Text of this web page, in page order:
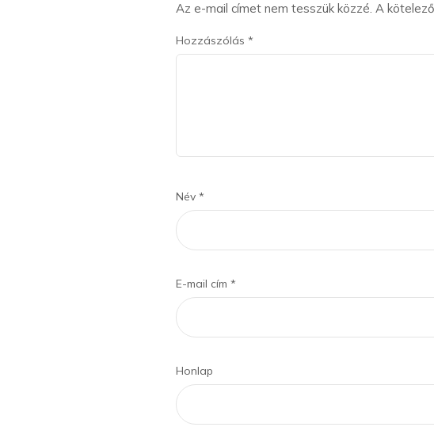
Az e-mail címet nem tesszük közzé. A
Hozzászólás *
Név *
E-mail cím *
Honlap